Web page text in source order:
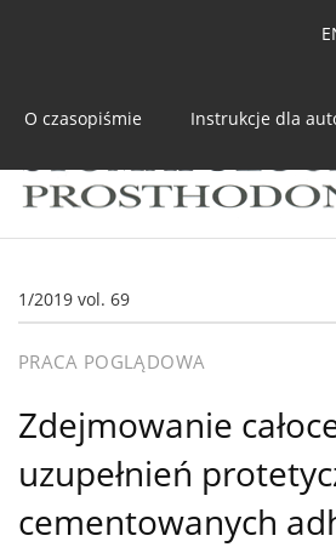
O czasopiśmie Instrukcje dla
1/2019 vol. 69
PRACA POGLĄDOWA
Zdejmowanie
uzupełnień
cementowanych